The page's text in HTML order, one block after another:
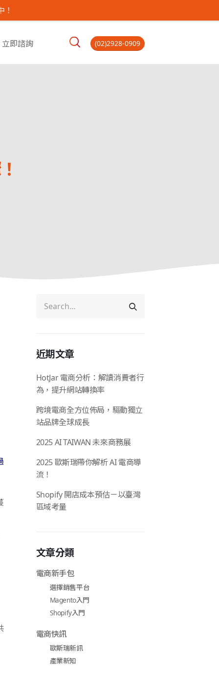
立即諮詢 (02)2928-0909
近期文章
HotJar 電商分析：解讀消費者行
為，提升網站轉換率
跨境電商全方位佈局，驅動獨立
站品牌全球成長
2025 AI TAIWAN 未來商務展
2025 歐斯瑞帶你解析 AI 電商導
流！
Shopify 開店成本預估－以臺灣
區域考量
文章分類
電商新手包
選擇銷售平台
Magento入門
Shopify入門
電商快訊
歐斯瑞新訊
產業新知